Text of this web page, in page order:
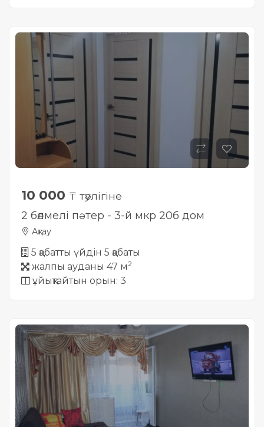
10 000 ₸ тәулігіне
2 бөлмелі пәтер - 3-й мкр 20б дом
Ақтау
5 қабатты үйдін 5 қабаты
жалпы ауданы 47 м2
ұйықтайтын орын: 3